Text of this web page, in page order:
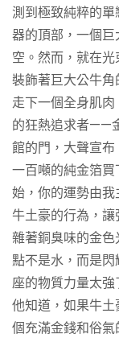
測到極致純粹的
器的頂部，一個
空。然而，就在
裝飾著巨大公牛
走下一個全身肌
的狂熱追求者——
館的門，大聲宣
一百噸的純金箔
始，你的運勢由我
牛土豪的行為，
雜著銅臭味的金
點不是水，而是
座的物質力量太
他知道，如果牛
個充滿金錢和俗